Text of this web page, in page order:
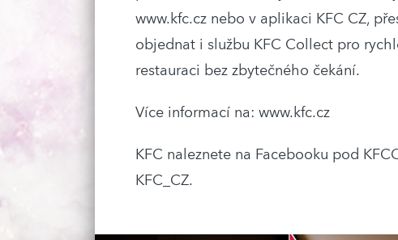
www.kfc.cz nebo v aplikaci KFC CZ,
objednat i službu KFC Collect pro
restauraci bez zbytečného čekání.
Více informací na: www.kfc.cz
KFC naleznete na Facebooku pod
KFC_CZ.